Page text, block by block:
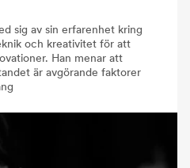
sig av sin erfarenhet kring
och kreativitet för att
Han menar att
är avgörande faktorer